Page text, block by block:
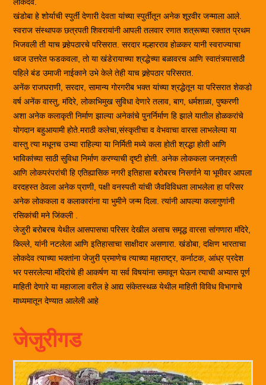
खंडोबा हे शोर्याची स्पुर्ती देणारी देवता यांच्या स्पुर्तीतून अनेक शूरवीर जन्माला आले.
स्वराज संस्थापक छत्रपती शिवरायांनी आपली तलवार रणात शत्रूच्या रक्तात प्रथम
भिजवली ती याच क्र्र्हेपठारचे परिसरात. सरदार मल्हारराव होळकर यानी स्वराज्याचा
ध्वज उत्तरेत फडकवला, तो या खंडेरायाच्या श्रद्धेच्या बळावरच आणि स्वातंत्र्यासाठी
पहिले बंड उमाजी नाईकाने उभे केले तेही याच क्र्र्हेपठार परिसरात.
अनेंक राजघराणी, सरदार, सामान्य गोरगरीब भक्त यांच्या श्रद्धेतून या परिसरात शेकडो
वर्ष अनेंक वास्तु, मंदिरे, लोकाभिमुख सुविधा देणारे तलाव, बाग, धर्मशाळा, पुष्करणी
अशा अनेक कलाकृती निर्माण झाल्या अनेकांचे पुनर्निर्माण हि झाले यातील होळकरांचे
योगदान बहुआयामी होते.मराठी कलेचा,संस्कृतीचा व वेभवाचा वारसा लाभलेल्या या
वास्तु त्या मधूनच उभ्या राहिल्या या निर्मिती मध्ये कला होती श्रद्धा होती आणि
भाविकांच्या साठी सुविधा निर्माण करण्याची दृष्टी होती. अनेक लोककला जनश्रुती
आणि लोकपरंपरांची हि एतिह्यासिक नगरी इतिहासा बरोबरच निसर्गाने या भूमीवर आपला
वरदहस्त ठेवला अनेक प्राणी, पक्षी वनस्पती यांची जैवविविधता लाभलेला हा परिसर
अनेक लोककला व कलाकारांना या भुमीने जन्म दिला. त्यांनी आपल्या कलागुणांनी
रसिकांची मने जिंकली .
जेजुरी बरोबरच येथील आसपासचा परिसर देखील असाच समृद्ध वारसा सांगणारा मंदिरे,
किल्ले, यांनी नटलेला आणि इतिहासाचा साक्षीदार असणारा. खंडोबा, दक्षिण भारताचा
लोकदेव त्याच्या भक्तांना जेजुरी प्रमाणेच त्याच्या महाराष्ट्र, कर्नाटक, आंध्र प्रदेश
भर पसरलेल्या मंदिरांचे ही आकर्षण या सर्व विषयांना समावून घेऊन त्याची अभ्यास पूर्ण
माहिती देणारे या महाजाला वरील हे आद्य संकेतस्थळ येथील माहिती विविध विभागाचे
माध्यमातून देण्यात आलेली आहे
जेजुरीगड